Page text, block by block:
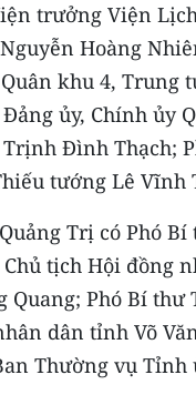
OCOP - MỖI XÃ
trị
trưởng Viện
Hoàng
khu 4, Trung
ủy, Chính ủy
Đình Thạch;
tướng Lê Vĩnh
Trị có Phó
tịch Hội đồng
Quang; Phó Bí thư
dân tỉnh Võ
Thường vụ Tỉnh